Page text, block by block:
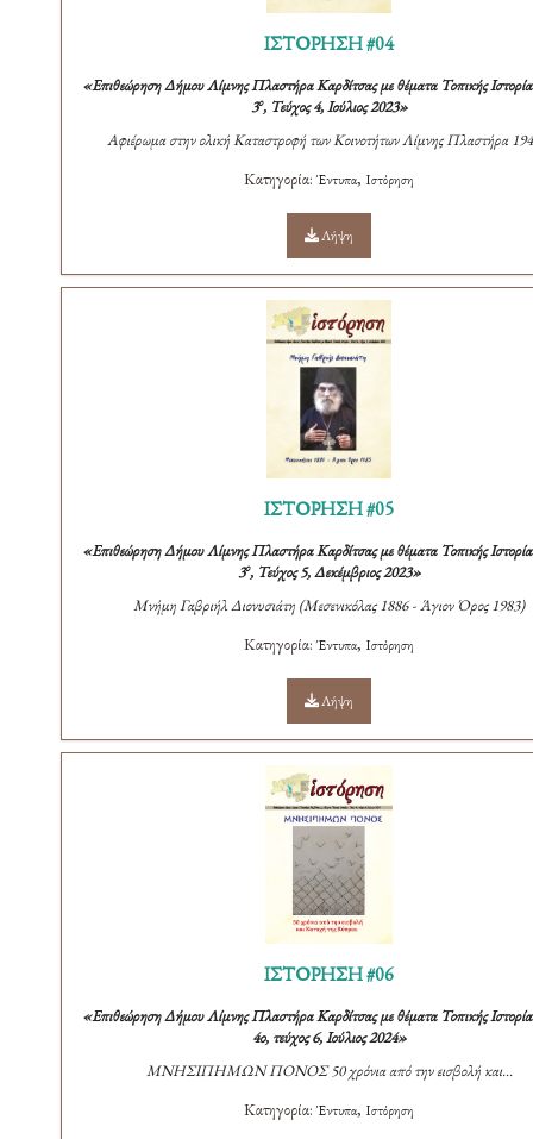
ΙΣΤΟΡΗΣΗ #04
«Επιθεώρηση Δήμου Λίμνης Πλαστήρα Καρδίτσας με θέματα Τοπικής
3ο, Τεύχος 4, Ιούλιος 2023»
Αφιέρωμα στην ολική Καταστροφή των Κοινοτήτων Λίμνης Πλαστήρα
Κατηγορία: Έντυπα, Ιστόρηση
Λήψη
ΙΣΤΟΡΗΣΗ #05
«Επιθεώρηση Δήμου Λίμνης Πλαστήρα Καρδίτσας με θέματα Τοπικής
3ο, Τεύχος 5, Δεκέμβριος 2023»
Μνήμη Γαβριήλ Διονυσιάτη (Μεσενικόλας 1886 - Άγιον Όρος 1983)
Κατηγορία: Έντυπα, Ιστόρηση
Λήψη
ΙΣΤΟΡΗΣΗ #06
«Επιθεώρηση Δήμου Λίμνης Πλαστήρα Καρδίτσας με θέματα Τοπικής
4ο, τεύχος 6, Ιούλιος 2024»
ΜΝΗΣΙΠΗΜΩΝ ΠΟΝΟΣ50 χρόνια από την εισβολή και...
Κατηγορία: Έντυπα, Ιστόρηση